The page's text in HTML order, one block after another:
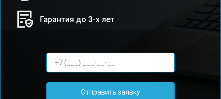
Гарантия до 3-х лет
Отправить заявку